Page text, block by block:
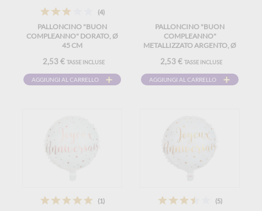
(4)
PALLONCINO "BUON
COMPLEANNO" DORATO, Ø
45 CM
2,53 € TASSE INCLUSE
AGGIUNGI AL CARRELLO
PALLONCINO "BUON
COMPLEANNO"
METALLIZZATO ARGENTO, Ø
2,53 € TASSE INCLUSE
AGGIUNGI AL CARRELLO
(1) (5)